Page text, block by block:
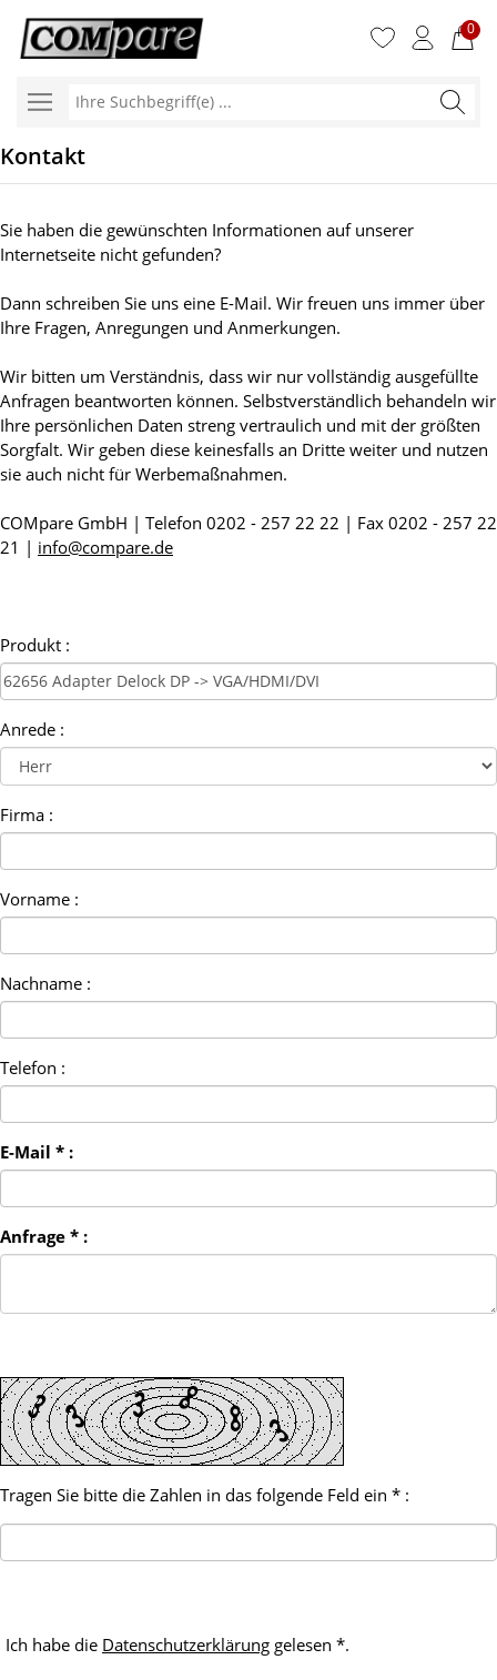
0
Ihre
Kontakt
Sie haben die gewünschten Informationen auf unserer
Internetseite nicht gefunden?
Dann schreiben Sie uns eine E-Mail. Wir freuen uns immer über
Ihre Fragen, Anregungen und Anmerkungen.
Wir bitten um Verständnis, dass wir nur vollständig ausgefüllte
Anfragen beantworten können. Selbstverständlich behandeln wir
Ihre persönlichen Daten streng vertraulich und mit der größten
Sorgfalt. Wir geben diese keinesfalls an Dritte weiter und nutzen
sie auch nicht für Werbemaßnahmen.
COMpare GmbH | Telefon 0202 - 257 22 22 | Fax 0202 - 257 22
21 | info@compare.de
Produkt :
Anrede :
Firma :
Vorname :
Nachname :
Telefon :
E-Mail * :
Anfrage * :
Tragen Sie bitte die Zahlen in das folgende Feld ein * :
Ich habe die Datenschutzerklärung gelesen *.